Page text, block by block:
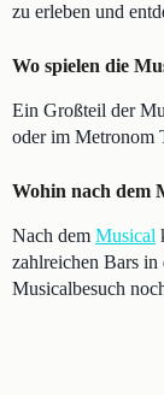
zu erleben und
Wo spielen die
Ein Großteil der
oder im Metronom
Wohin nach dem
Nach dem Musical
zahlreichen Bars in
Musicalbesuch